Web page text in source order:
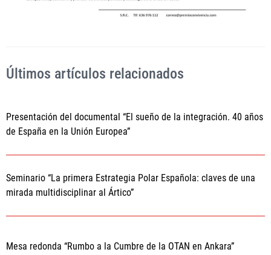
Últimos artículos relacionados
Presentación del documental “El sueño de la integración. 40 años
de España en la Unión Europea”
Seminario “La primera Estrategia Polar Española: claves de una
mirada multidisciplinar al Ártico”
Mesa redonda “Rumbo a la Cumbre de la OTAN en Ankara”